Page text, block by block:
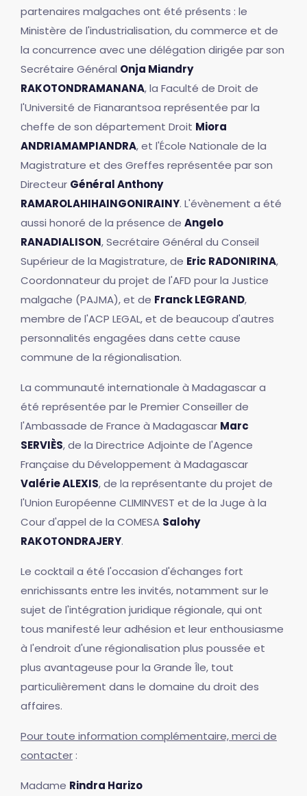
partenaires malgaches ont été présents : le
Ministère de l'industrialisation, du commerce et de
la concurrence avec une délégation dirigée par son
Secrétaire Général Onja Miandry
RAKOTONDRAMANANA, la Faculté de Droit de
l'Université de Fianarantsoa représentée par la
cheffe de son département Droit Miora
ANDRIAMAMPIANDRA, et l'École Nationale de la
Magistrature et des Greffes représentée par son
Directeur Général Anthony
RAMAROLAHIHAINGONIRAINY. L'évènement a été
aussi honoré de la présence de Angelo
RANADIALISON, Secrétaire Général du Conseil
Supérieur de la Magistrature, de Eric RADONIRINA,
Coordonnateur du projet de l'AFD pour la Justice
malgache (PAJMA), et de Franck LEGRAND,
membre de l'ACP LEGAL, et de beaucoup d'autres
personnalités engagées dans cette cause
commune de la régionalisation.
La communauté internationale à Madagascar a
été représentée par le Premier Conseiller de
l'Ambassade de France à Madagascar Marc
SERVIÈS, de la Directrice Adjointe de l'Agence
Française du Développement à Madagascar
Valérie ALEXIS, de la représentante du projet de
l'Union Européenne CLIMINVEST et de la Juge à la
Cour d'appel de la COMESA Salohy
RAKOTONDRAJERY.
Le cocktail a été l'occasion d'échanges fort
enrichissants entre les invités, notamment sur le
sujet de l'intégration juridique régionale, qui ont
tous manifesté leur adhésion et leur enthousiasme
à l'endroit d'une régionalisation plus poussée et
plus avantageuse pour la Grande Île, tout
particulièrement dans le domaine du droit des
affaires.
Pour toute information complémentaire, merci de
contacter :
Madame Rindra Harizo